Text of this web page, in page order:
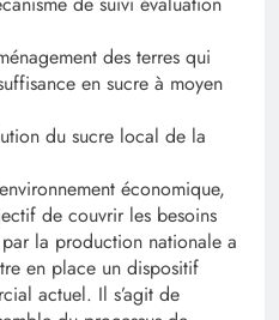
des terres qui
en sucre à moyen
du sucre local de la
économique,
de couvrir les besoins
la production nationale a
en place un dispositif
actuel. Il s’agit de